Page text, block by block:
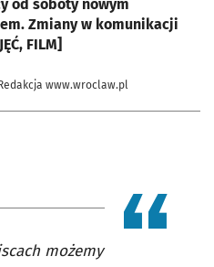
od soboty nowym
Zmiany w komunikacji
FILM]
Redakcja www.wroclaw.pl
możemy